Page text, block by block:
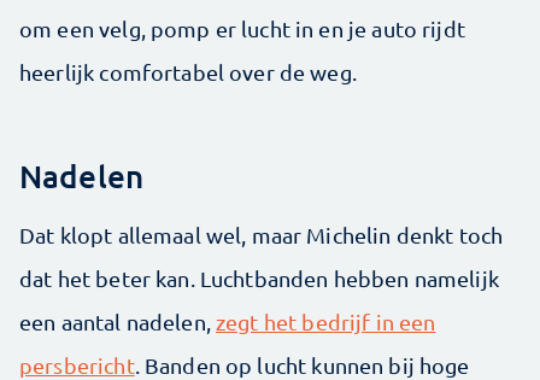
om een velg, pomp er lucht in en je auto rijdt
heerlijk comfortabel over de weg.
Nadelen
Dat klopt allemaal wel, maar Michelin denkt toch
dat het beter kan. Luchtbanden hebben namelijk
een aantal nadelen, zegt het bedrijf in een
persbericht. Banden op lucht kunnen bij hoge